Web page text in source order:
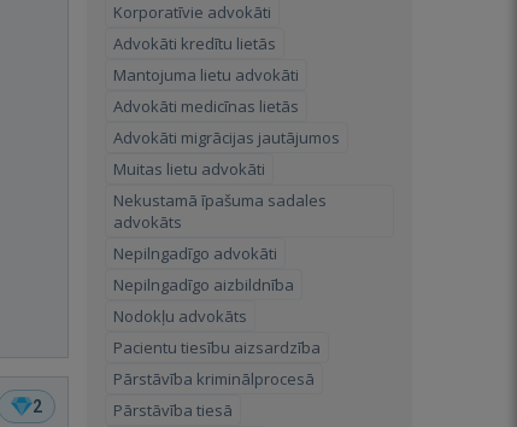
2
Korporatīvie advokāti
Advokāti kredītu lietās
Mantojuma lietu advokāti
Advokāti medicīnas lietās
Advokāti migrācijas jautājumos
Muitas lietu advokāti
Nekustamā īpašuma sadales
advokāts
Nepilngadīgo advokāti
Nepilngadīgo aizbildnība
Nodokļu advokāts
Pacientu tiesību aizsardzība
Pārstāvība kriminālprocesā
Pārstāvība tiesā